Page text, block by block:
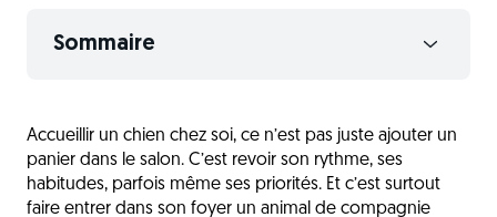
Sommaire
Adopter les bons réflexes pour sa santé
Adapter sa gamelle à ses besoins
Accueillir un chien chez soi, ce n’est pas juste ajouter un
panier dans le salon. C’est revoir son rythme, ses
habitudes, parfois même ses priorités. Et c’est surtout
faire entrer dans son foyer un animal de compagnie